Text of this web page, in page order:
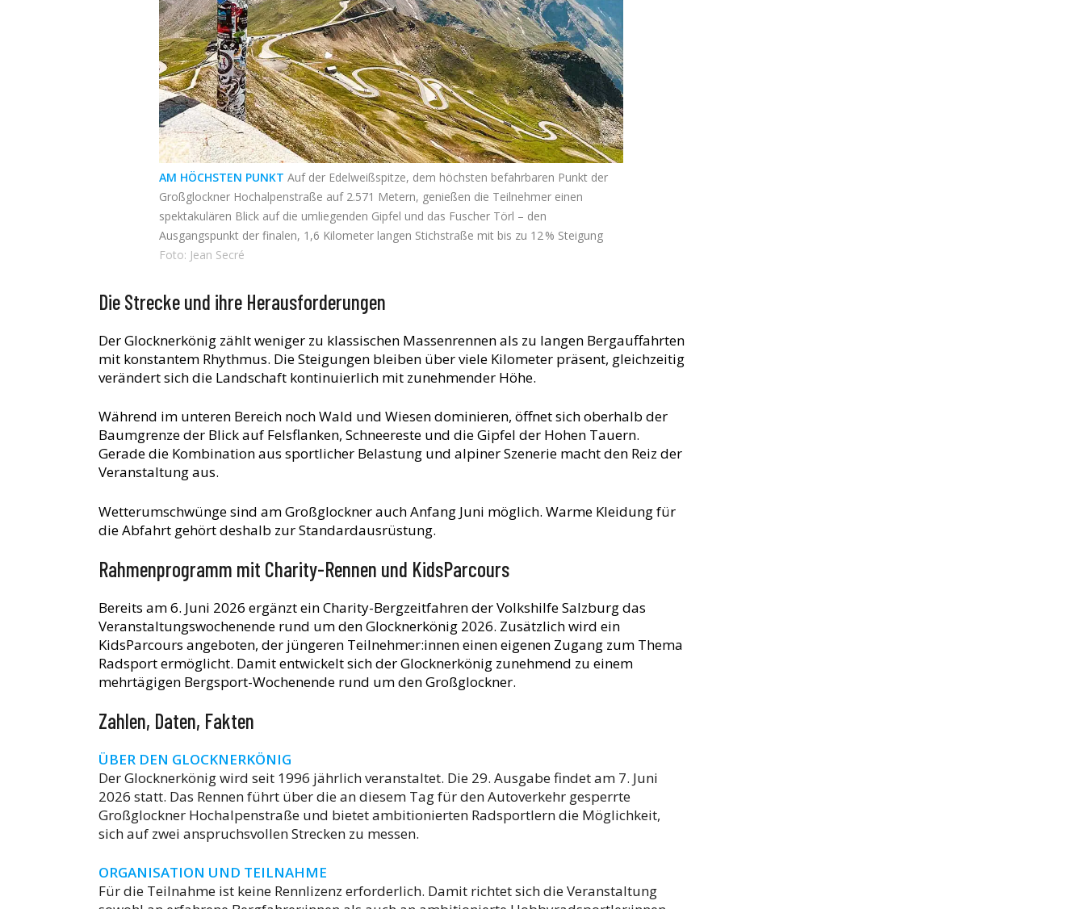
AM HÖCHSTEN PUNKT Auf der Edelweißspitze, dem höchsten befahrbaren Punkt der
Großglockner Hochalpenstraße auf 2.571 Metern, genießen die Teilnehmer einen
spektakulären Blick auf die umliegenden Gipfel und das Fuscher Törl – den
Ausgangspunkt der finalen, 1,6 Kilometer langen Stichstraße mit bis zu 12 % Steigung
Foto: Jean Secré
Die Strecke und ihre Herausforderungen
Der Glocknerkönig zählt weniger zu klassischen Massenrennen als zu langen Bergauffahrten
mit konstantem Rhythmus. Die Steigungen bleiben über viele Kilometer präsent, gleichzeitig
verändert sich die Landschaft kontinuierlich mit zunehmender Höhe.
Während im unteren Bereich noch Wald und Wiesen dominieren, öffnet sich oberhalb der
Baumgrenze der Blick auf Felsflanken, Schneereste und die Gipfel der Hohen Tauern.
Gerade die Kombination aus sportlicher Belastung und alpiner Szenerie macht den Reiz der
Veranstaltung aus.
Wetterumschwünge sind am Großglockner auch Anfang Juni möglich. Warme Kleidung für
die Abfahrt gehört deshalb zur Standardausrüstung.
Rahmenprogramm mit Charity-Rennen und KidsParcours
Bereits am 6. Juni 2026 ergänzt ein Charity-Bergzeitfahren der Volkshilfe Salzburg das
Veranstaltungswochenende rund um den Glocknerkönig 2026. Zusätzlich wird ein
KidsParcours angeboten, der jüngeren Teilnehmer:innen einen eigenen Zugang zum Thema
Radsport ermöglicht. Damit entwickelt sich der Glocknerkönig zunehmend zu einem
mehrtägigen Bergsport-Wochenende rund um den Großglockner.
Zahlen, Daten, Fakten
ÜBER DEN GLOCKNERKÖNIG
Der Glocknerkönig wird seit 1996 jährlich veranstaltet. Die 29. Ausgabe findet am 7. Juni
2026 statt. Das Rennen führt über die an diesem Tag für den Autoverkehr gesperrte
Großglockner Hochalpenstraße und bietet ambitionierten Radsportlern die Möglichkeit,
sich auf zwei anspruchsvollen Strecken zu messen.
ORGANISATION UND TEILNAHME
Für die Teilnahme ist keine Rennlizenz erforderlich. Damit richtet sich die Veranstaltung